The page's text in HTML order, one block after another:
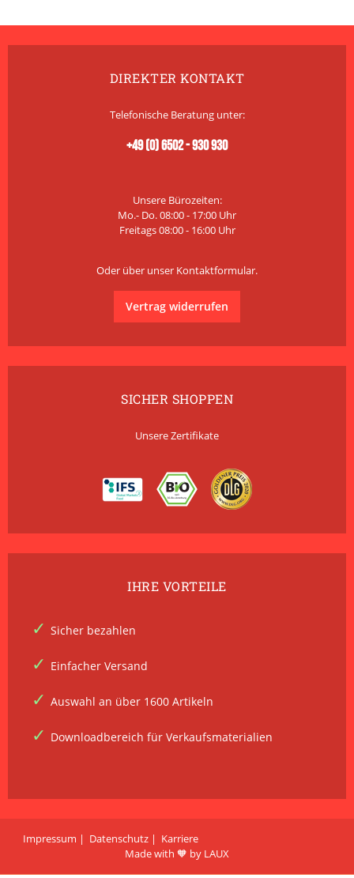
DIREKTER KONTAKT
Telefonische Beratung unter:
+49 (0) 6502 - 930 930
Unsere Bürozeiten:
Mo.- Do. 08:00 - 17:00 Uhr
Freitags 08:00 - 16:00 Uhr
Oder über unser Kontaktformular.
Vertrag widerrufen
SICHER SHOPPEN
Unsere Zertifikate
IHRE VORTEILE
Sicher bezahlen
Einfacher Versand
Auswahl an über 1600 Artikeln
Downloadbereich für Verkaufsmaterialien
Impressum Datenschutz
Karriere
Made with 🧡 by LAUX